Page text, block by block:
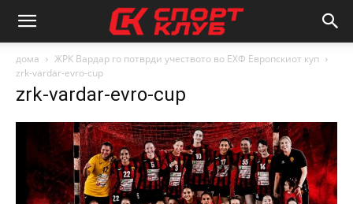
дома
ЖРК Вардар го потврди учеството во ЕХФ Европскиот куп
zrk-vardar-evro-cup
zrk-vardar-evro-cup